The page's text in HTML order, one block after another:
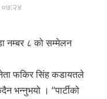
०७:२४
नम्बर ८ को सम्मेलन
फकिर सिंह कडायतले
भन्नुभयो । ‘‘पार्टीको